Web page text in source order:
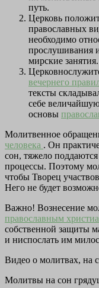
путь.
Церковь
православных
необходимо
прослушивания
мирские занятия.
вечернего
тексты
себе
основы
Молитвенное
человека . Он
сон, тяжело
процессы. Поэтому
чтобы Творец
Него не будет
Важно! Вознесение
православным
собственной защиты
и ниспослать им
Видео о молитвах, на
Молитвы на сон